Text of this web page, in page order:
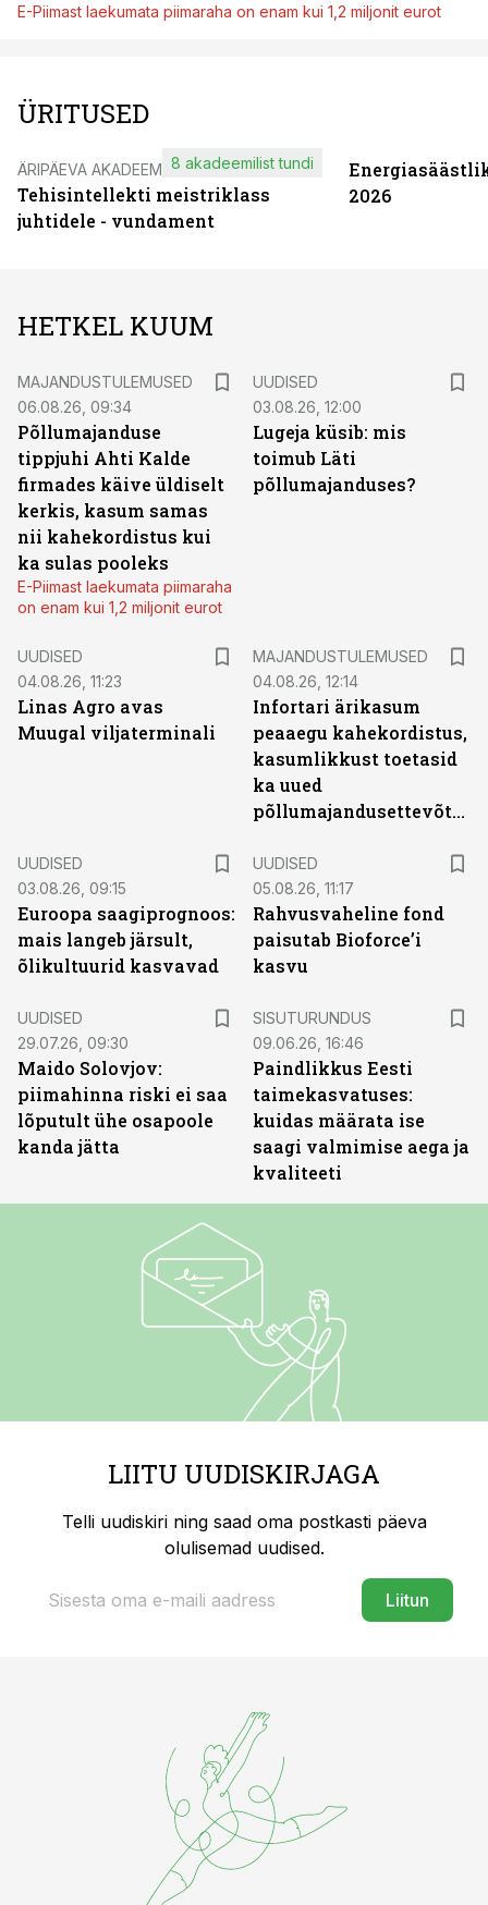
E-Piimast laekumata piimaraha on enam kui 1,2 miljonit eurot
ÜRITUSED
ÄRIPÄEVA AKADEEMIA
Tehisintellekti meistriklass
juhtidele - vundament
8 akadeemilist tundi
2026
HETKEL KUUM
MAJANDUSTULEMUSED
06.08.26, 09:34
Põllumajanduse
tippjuhi Ahti Kalde
firmades käive üldiselt
kerkis, kasum samas
nii kahekordistus kui
ka sulas pooleks
E-Piimast laekumata piimaraha
on enam kui 1,2 miljonit eurot
UUDISED
03.08.26, 12:00
Lugeja küsib: mis
toimub Läti
põllumajanduses?
UUDISED
04.08.26, 11:23
Linas Agro avas
Muugal viljaterminali
MAJANDUSTULEMUSED
04.08.26, 12:14
Infortari ärikasum
peaaegu kahekordistus,
kasumlikkust toetasid
ka uued
põllumajandusettevõtted
UUDISED
03.08.26, 09:15
Euroopa saagiprognoos:
mais langeb järsult,
õlikultuurid kasvavad
UUDISED
05.08.26, 11:17
Rahvusvaheline fond
paisutab Bioforce’i
kasvu
UUDISED
29.07.26, 09:30
Maido Solovjov:
piimahinna riski ei saa
lõputult ühe osapoole
kanda jätta
SISUTURUNDUS
09.06.26, 16:46
Paindlikkus Eesti
taimekasvatuses:
kuidas määrata ise
saagi valmimise aega ja
kvaliteeti
LIITU UUDISKIRJAGA
Telli uudiskiri ning saad oma postkasti päeva
olulisemad uudised.
Liitun